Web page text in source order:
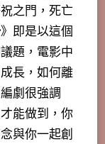
之門，死亡
》即是以這個
題，電影中
長，如何離
編劇很強調
能做到，你
與你一起創